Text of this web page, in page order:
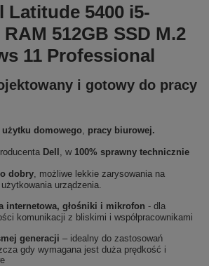
Latitude 5400 i5-
RAM 512GB SSD M.2
11 Professional
i gotowy do pracy
użytku domowego, pracy biurowej.
Dell , w 100% sprawny technicznie
dobry, możliwe lekkie zarysowania na
urządzenia.
internetowa, głośniki i mikrofon - dla
komunikacji z bliskimi i współpracownikami
generacji – idealny do zastosowań
gdy wymagana jest duża prędkość i